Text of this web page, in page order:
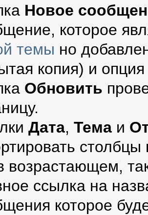
Новое
которое
темы но
копия) и
Обновить
Дата,Тема и
возрастающем,
ссылка на
которое